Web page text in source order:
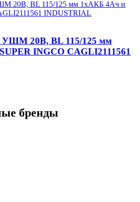
УШМ 20В, BL 115/125 мм
INGCO CAGLI2111561
бренды